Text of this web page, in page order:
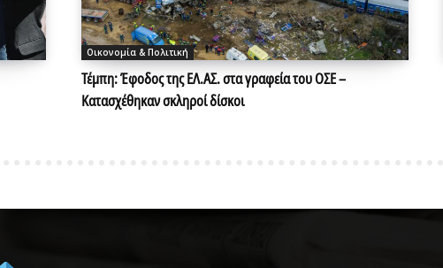
Οικονομία & Πολιτική
Τέμπη: Έφοδος της ΕΛ.ΑΣ. στα γραφεία του ΟΣΕ –
Κατασχέθηκαν σκληροί δίσκοι